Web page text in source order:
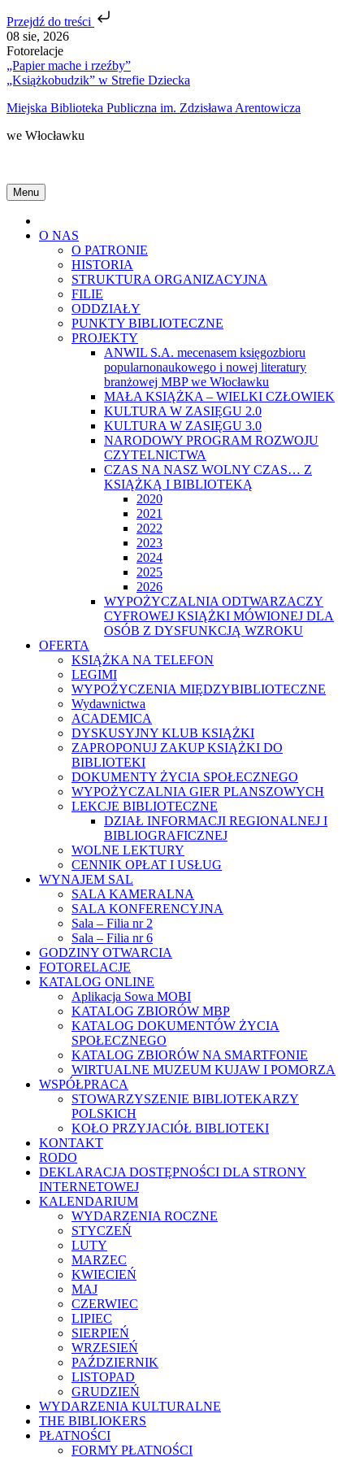
Przejdź do treści
Skip
to
content
08 sie, 2026
Fotorelacje
„Papier mache i rzeźby”
„Książkobudzik” w Strefie Dziecka
Miejska Biblioteka Publiczna im. Zdzisława Arentowicza
we Włocławku
Menu
O NAS
O PATRONIE
HISTORIA
STRUKTURA ORGANIZACYJNA
FILIE
ODDZIAŁY
PUNKTY BIBLIOTECZNE
PROJEKTY
ANWIL S.A. mecenasem księgozbioru
popularnonaukowego i nowej literatury
branżowej MBP we Włocławku
MAŁA KSIĄŻKA – WIELKI CZŁOWIEK
KULTURA W ZASIĘGU 2.0
KULTURA W ZASIĘGU 3.0
NARODOWY PROGRAM ROZWOJU
CZYTELNICTWA
CZAS NA NASZ WOLNY CZAS… Z
KSIĄŻKĄ I BIBLIOTEKĄ
2020
2021
2022
2023
2024
2025
2026
WYPOŻYCZALNIA ODTWARZACZY
CYFROWEJ KSIĄŻKI MÓWIONEJ DLA
OSÓB Z DYSFUNKCJĄ WZROKU
OFERTA
KSIĄŻKA NA TELEFON
LEGIMI
WYPOŻYCZENIA MIĘDZYBIBLIOTECZNE
Wydawnictwa
ACADEMICA
DYSKUSYJNY KLUB KSIĄŻKI
ZAPROPONUJ ZAKUP KSIĄŻKI DO
BIBLIOTEKI
DOKUMENTY ŻYCIA SPOŁECZNEGO
WYPOŻYCZALNIA GIER PLANSZOWYCH
LEKCJE BIBLIOTECZNE
DZIAŁ INFORMACJI REGIONALNEJ I
BIBLIOGRAFICZNEJ
WOLNE LEKTURY
CENNIK OPŁAT I USŁUG
WYNAJEM SAL
SALA KAMERALNA
SALA KONFERENCYJNA
Sala – Filia nr 2
Sala – Filia nr 6
GODZINY OTWARCIA
FOTORELACJE
KATALOG ONLINE
Aplikacja Sowa MOBI
KATALOG ZBIORÓW MBP
KATALOG DOKUMENTÓW ŻYCIA
SPOŁECZNEGO
KATALOG ZBIORÓW NA SMARTFONIE
WIRTUALNE MUZEUM KUJAW I POMORZA
WSPÓŁPRACA
STOWARZYSZENIE BIBLIOTEKARZY
POLSKICH
KOŁO PRZYJACIÓŁ BIBLIOTEKI
KONTAKT
RODO
DEKLARACJA DOSTĘPNOŚCI DLA STRONY
INTERNETOWEJ
KALENDARIUM
WYDARZENIA ROCZNE
STYCZEŃ
LUTY
MARZEC
KWIECIEŃ
MAJ
CZERWIEC
LIPIEC
SIERPIEŃ
WRZESIEŃ
PAŹDZIERNIK
LISTOPAD
GRUDZIEŃ
WYDARZENIA KULTURALNE
THE BIBLIOKERS
PŁATNOŚCI
FORMY PŁATNOŚCI